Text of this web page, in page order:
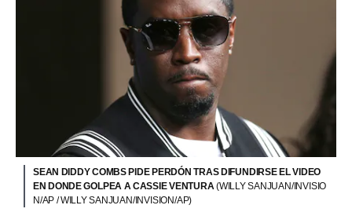
SEAN DIDDY COMBS PIDE PERDÓN TRAS DIFUNDIRSE EL VIDEO
EN DONDE GOLPEA A CASSIE VENTURA(WILLY SANJUAN/INVISIO
N/AP / WILLY SANJUAN/INVISION/AP)